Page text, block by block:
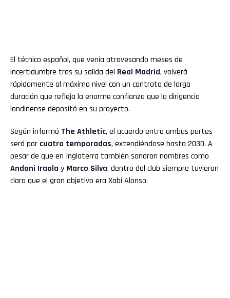
El técnico español, que venía atravesando meses de
incertidumbre tras su salida del Real Madrid, volverá
rápidamente al máximo nivel con un contrato de larga
duración que refleja la enorme confianza que la dirigencia
londinense depositó en su proyecto.
Según informó The Athletic, el acuerdo entre ambas partes
será por cuatro temporadas, extendiéndose hasta 2030. A
pesar de que en Inglaterra también sonaron nombres como
Andoni Iraola y Marco Silva, dentro del club siempre tuvieron
claro que el gran objetivo era Xabi Alonso.